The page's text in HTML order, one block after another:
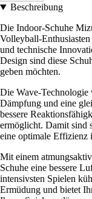
Beschreibung
Die Indoor-Schuhe
Volleyball-
und technische
Design sind diese
geben möchten.
Die Wave-Technologie
Dämpfung und eine
bessere
ermöglicht. Damit sind
eine optimale Effizienz
Mit einem
Schuhe eine bessere
intensivsten Spielen
Ermüdung und bietet